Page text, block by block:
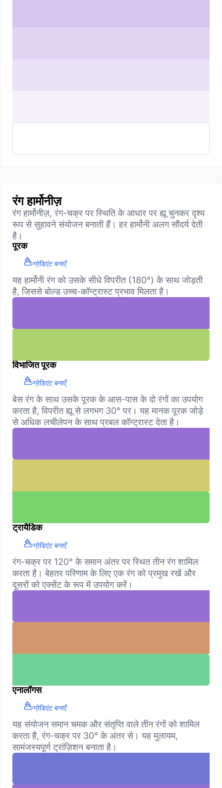
रंग हार्मोनीज़
रंग हार्मोनीज़, रंग-चक्र पर स्थिति के आधार पर ह्यू चुनकर दृश्य
रूप से सुहावने संयोजन बनाती हैं। हर हार्मोनी अलग सौंदर्य देती
है।
पूरक
ग्रेडिएंट बनाएँ
यह हार्मोनी रंग को उसके सीधे विपरीत (180°) के साथ जोड़ती
है, जिससे बोल्ड उच्च-कॉन्ट्रास्ट प्रभाव मिलता है।
विभाजित पूरक
ग्रेडिएंट बनाएँ
बेस रंग के साथ उसके पूरक के आस-पास के दो रंगों का उपयोग
करता है, विपरीत ह्यू से लगभग 30° पर। यह मानक पूरक जोड़े
से अधिक लचीलेपन के साथ प्रबल कॉन्ट्रास्ट देता है।
ट्रायैडिक
ग्रेडिएंट बनाएँ
रंग-चक्र पर 120° के समान अंतर पर स्थित तीन रंग शामिल
करता है। बेहतर परिणाम के लिए एक रंग को प्रमुख रखें और
दूसरों को एक्सेंट के रूप में उपयोग करें।
एनालॉगस
ग्रेडिएंट बनाएँ
यह संयोजन समान चमक और संतृप्ति वाले तीन रंगों को शामिल
करता है, रंग-चक्र पर 30° के अंतर से। यह मुलायम,
सामंजस्यपूर्ण ट्रांज़िशन बनाता है।